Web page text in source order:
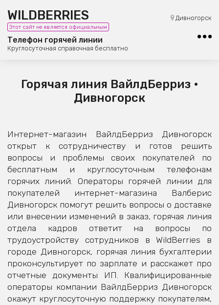
WILDBERRIES
Этот сайт не является официальным
Телефон горячей линии
Круглосуточная справочная бесплатно
Дивногорск
8 (800) 101-42-23
Бесплатная юридическая консультация
Горячая линия ВайлдБерриз •
Дивногорск
Интернет-магазин ВайлдБерриз Дивногорск
открыт к сотрудничеству и готов решить
вопросы и проблемы своих покупателей по
бесплатным и круглосуточным телефонам
горячих линий. Операторы горячей линии для
покупателей интернет-магазина Валберис
Дивногорск помогут решить вопросы о доставке
или внесении изменений в заказ, горячая линия
отдела кадров ответит на вопросы по
трудоустройству сотрудников в WildBerries в
городе Дивногорск, горячая линия бухгалтерии
проконсультирует по зарплате и расскажет про
отчетные документы ИП. Квалифицированные
операторы компании ВайлдБерриз Дивногорск
окажут круглосуточную поддержку покупателям,